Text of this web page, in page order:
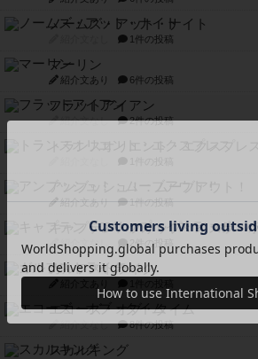
ノームズ・アット・ナイト
1件の投稿
マーリン
紹介文あり 6件の投稿
フラットアイアン
紹介文なし 2件の投稿
紹介文あり 1件の投稿
キャプテン・フリップ：イスラ・
紹介文なし 2件の投稿
ガルフストライク
エコーズ・オブ・タイム
紹介文なし 8件の投稿
スカルキング